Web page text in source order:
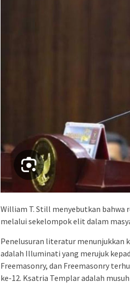
William T. Still menyebutkan bahwa
melalui sekelompok elit dalam
Penelusuran literatur menunjukkan
adalah Illuminati yang merujuk
Freemasonry, dan Freemasonry
ke-12. Ksatria Templar adalah